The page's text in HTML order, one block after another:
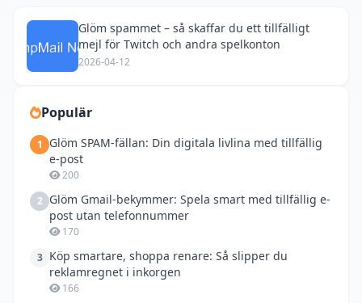
Glöm spammet – så skaffar du ett tillfälligt
mejl för Twitch och andra spelkonton
2026-04-12
Populär
1
Glöm SPAM-fällan: Din digitala livlina med tillfällig
e-post
200
2 Glöm Gmail-bekymmer: Spela smart med tillfällig e-
post utan telefonnummer
170
3 Köp smartare, shoppa renare: Så slipper du
reklamregnet i inkorgen
166